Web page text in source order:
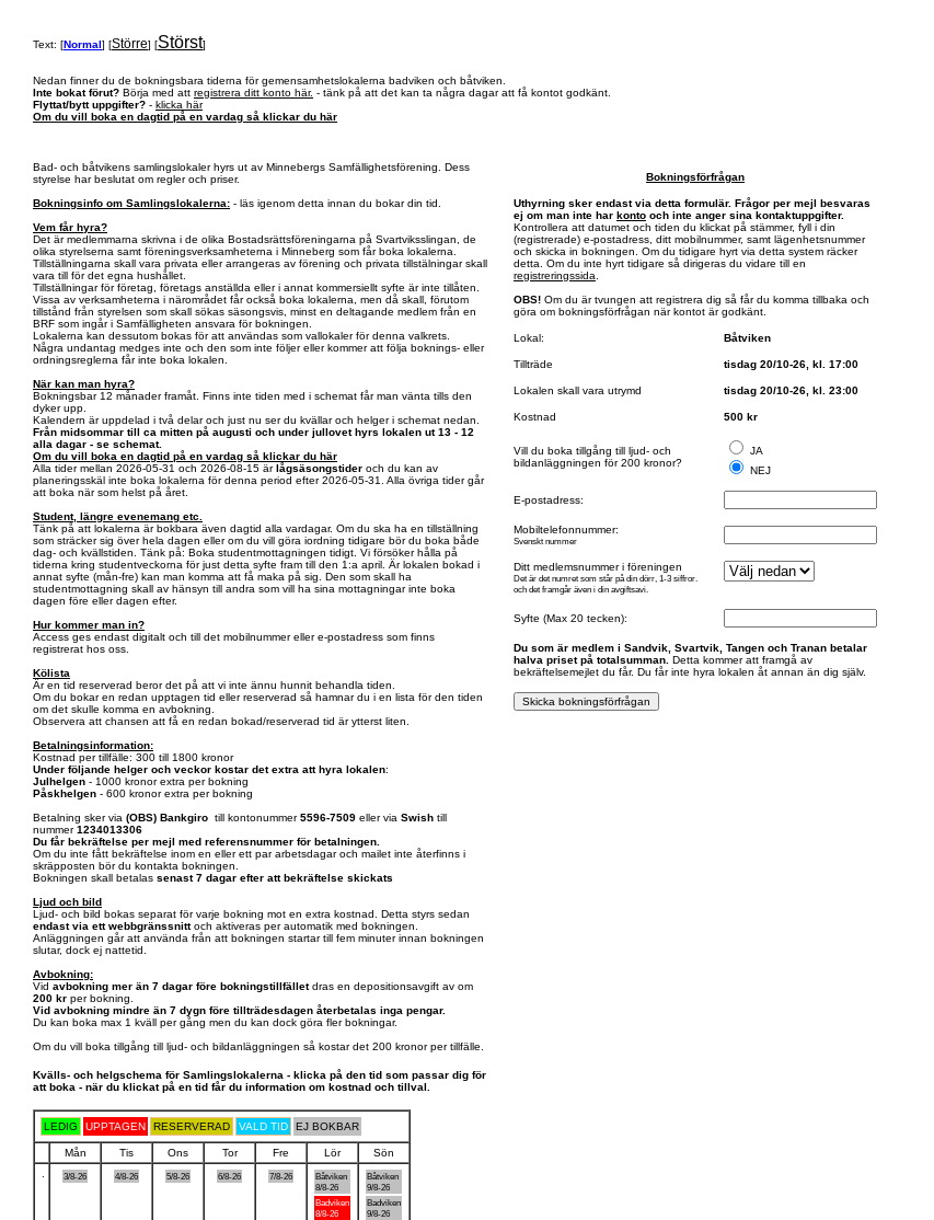
Text: [Normal] [Större] [Störst]
Nedan finner du de bokningsbara tiderna för gemensamhetslokalerna badviken och båtviken.
Inte bokat förut? Börja med att registrera ditt konto här. - tänk på att det kan ta några dagar att få kontot godkänt.
Flyttat/bytt uppgifter? - klicka här
Om du vill boka en dagtid på en vardag så klickar du här
Bad- och båtvikens samlingslokaler hyrs ut av Minnebergs Samfällighetsförening. Dess
styrelse har beslutat om regler och priser.
Bokningsinfo om Samlingslokalerna: - läs igenom detta innan du bokar din tid.
Vem får hyra?
Det är medlemmarna skrivna i de olika Bostadsrättsföreningarna på Svartviksslingan, de
olika styrelserna samt föreningsverksamheterna i Minneberg som får boka lokalerna.
Tillställningarna skall vara privata eller arrangeras av förening och privata tillstälningar skall
vara till för det egna hushållet.
Tillställningar för företag, företags anställda eller i annat kommersiellt syfte är inte tillåten.
Vissa av verksamheterna i närområdet får också boka lokalerna, men då skall, förutom
tillstånd från styrelsen som skall sökas säsongsvis, minst en deltagande medlem från en
BRF som ingår i Samfälligheten ansvara för bokningen.
Lokalerna kan dessutom bokas för att användas som vallokaler för denna valkrets.
Några undantag medges inte och den som inte följer eller kommer att följa boknings- eller
ordningsreglerna får inte boka lokalen.
När kan man hyra?
Bokningsbar 12 månader framåt. Finns inte tiden med i schemat får man vänta tills den
dyker upp.
Kalendern är uppdelad i två delar och just nu ser du kvällar och helger i schemat nedan.
Från midsommar till ca mitten på augusti och under jullovet hyrs lokalen ut 13 - 12
alla dagar - se schemat.
Om du vill boka en dagtid på en vardag så klickar du här
Alla tider mellan 2026-05-31 och 2026-08-15 ärlågsäsongstider och du kan av
planeringsskäl inte boka lokalerna för denna period efter 2026-05-31. Alla övriga tider går
att boka när som helst på året.
Student, längre evenemang etc.
Tänk på att lokalerna är bokbara även dagtid alla vardagar. Om du ska ha en tillställning
som sträcker sig över hela dagen eller om du vill göra iordning tidigare bör du boka både
dag- och kvällstiden. Tänk på: Boka studentmottagningen tidigt. Vi försöker hålla på
tiderna kring studentveckorna för just detta syfte fram till den 1:a april. Är lokalen bokad i
annat syfte (mån-fre) kan man komma att få maka på sig. Den som skall ha
studentmottagning skall av hänsyn till andra som vill ha sina mottagningar inte boka
dagen före eller dagen efter.
Hur kommer man in?
Access ges endast digitalt och till det mobilnummer eller e-postadress som finns
registrerat hos oss.
Kölista
Är en tid reserverad beror det på att vi inte ännu hunnit behandla tiden.
Om du bokar en redan upptagen tid eller reserverad så hamnar du i en lista för den tiden
om det skulle komma en avbokning.
Observera att chansen att få en redan bokad/reserverad tid är ytterst liten.
Betalningsinformation:
Kostnad per tillfälle: 300 till 1800 kronor
Under följande helger och veckor kostar det extra att hyra lokalen:
Julhelgen - 1000 kronor extra per bokning
Påskhelgen - 600 kronor extra per bokning
Betalning sker via (OBS) Bankgiro till kontonummer5596-7509 eller via Swish till
nummer1234013306
Du får bekräftelse per mejl med referensnummer för betalningen.
Om du inte fått bekräftelse inom en eller ett par arbetsdagar och mailet inte återfinns i
skräpposten bör du kontakta bokningen.
Bokningen skall betalas senast 7 dagar efter att bekräftelse skickats
Ljud och bild
Ljud- och bild bokas separat för varje bokning mot en extra kostnad. Detta styrs sedan
endast via ett webbgränssnittoch aktiveras per automatik med bokningen.
Anläggningen går att använda från att bokningen startar till fem minuter innan bokningen
slutar, dock ej nattetid.
Avbokning:
Vid avbokning mer än 7 dagar före bokningstillfälletdras en depositionsavgift av om
200 kr per bokning.
Vid avbokning mindre än 7 dygn före tillträdesdagen återbetalas inga pengar.
Du kan boka max 1 kväll per gång men du kan dock göra fler bokningar.
Om du vill boka tillgång till ljud- och bildanläggningen så kostar det 200 kronor per tillfälle.
Bokningsförfrågan
Uthyrning sker endast via detta formulär. Frågor per mejl besvaras
ej om man inte har konto och inte anger sina kontaktuppgifter.
Kontrollera att datumet och tiden du klickat på stämmer, fyll i din
(registrerade) e-postadress, ditt mobilnummer, samt lägenhetsnummer
och skicka in bokningen. Om du tidigare hyrt via detta system räcker
detta. Om du inte hyrt tidigare så dirigeras du vidare till en
registreringssida
OBS! Om du är tvungen att registrera dig så får du komma tillbaka och
göra om bokningsförfrågan när kontot är godkänt.
Lokal: Båtviken
Tillträde tisdag 20/10-26, kl. 17:00
Lokalen skall vara utrymd tisdag 20/10-26, kl. 23:00
Kostnad 500 kr
Vill du boka tillgång till ljud- och
bildanläggningen för 200 kronor?
JA
NEJ
E-postadress:
Mobiltelefonnummer:
Svenskt nummer
Ditt medlemsnummer i föreningen
Det är det numret som står på din dörr, 1-3 siffror.
och det framgår även i din avgiftsavi.
Syfte (Max 20 tecken):
Du som är medlem i Sandvik, Svartvik, Tangen och Tranan betalar
halva priset på totalsumman. Detta kommer att framgå av
bekräftelsemejlet du får. Du får inte hyra lokalen åt annan än dig själv.
Kvälls- och helgschema för Samlingslokalerna - klicka på den tid som passar dig för
att boka - när du klickat på en tid får du information om kostnad och tillval.
LEDIG UPPTAGEN RESERVERAD VALD TID EJ BOKBAR
Mån Tis Ons Tor Fre Lör
Sön
3/8-26 4/8-26 5/8-26 6/8-26 7/8-26
Båtviken
8/8-26
Badviken
8/8-26
Båtviken
9/8-26
Badviken
9/8-26